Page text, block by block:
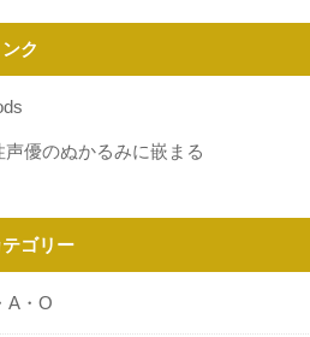
ンク
声優のぬかるみに嵌まる
テゴリー
A・O